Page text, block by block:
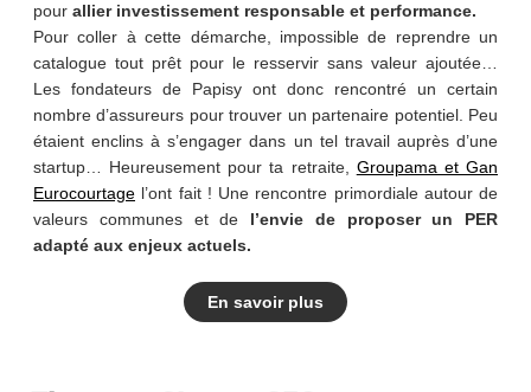
pour allier investissement responsable et performance.
Pour coller à cette démarche, impossible de reprendre un
catalogue tout prêt pour le resservir sans valeur ajoutée…
Les fondateurs de Papisy ont donc rencontré un certain
nombre d’assureurs pour trouver un partenaire potentiel. Peu
étaient enclins à s’engager dans un tel travail auprès d’une
startup… Heureusement pour ta retraite, Groupama et Gan
Eurocourtage l’ont fait ! Une rencontre primordiale autour de
valeurs communes et de l’envie de proposer un PER
adapté aux enjeux actuels.
En savoir plus